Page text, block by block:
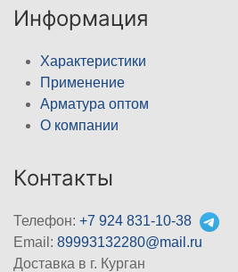
Информация
Характеристики
Применение
Арматура оптом
О компании
Контакты
Телефон: +7 924 831-10-38
Email: 89993132280@mail.ru
Доставка в г. Курган